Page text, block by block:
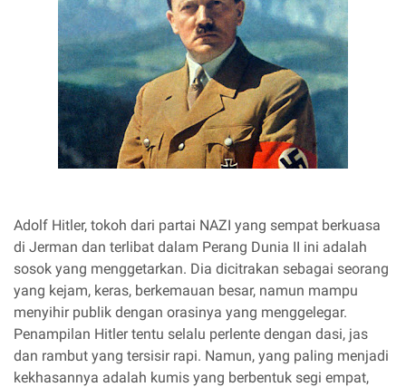
Adolf Hitler, tokoh dari partai NAZI yang sempat berkuasa
di Jerman dan terlibat dalam Perang Dunia II ini adalah
sosok yang menggetarkan. Dia dicitrakan sebagai seorang
yang kejam, keras, berkemauan besar, namun mampu
menyihir publik dengan orasinya yang menggelegar.
Penampilan Hitler tentu selalu perlente dengan dasi, jas
dan rambut yang tersisir rapi. Namun, yang paling menjadi
kekhasannya adalah kumis yang berbentuk segi empat,